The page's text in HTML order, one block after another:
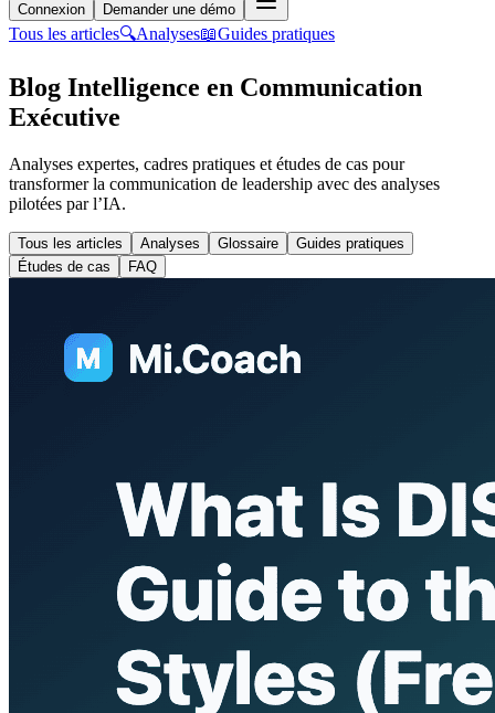
Connexion Demander une démo
Tous les articles🔍Analyses📖Guides pratiques
Blog Intelligence en Communication
Exécutive
Analyses expertes, cadres pratiques et études de cas pour
transformer la communication de leadership avec des analyses
pilotées par l’IA.
Tous les articles Analyses Glossaire
Guides pratiques
Études de cas
FAQ